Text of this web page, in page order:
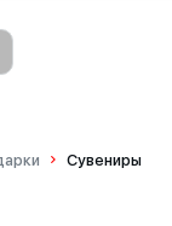
Сувениры